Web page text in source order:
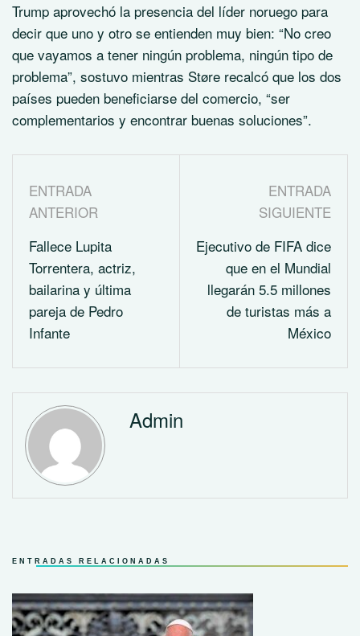
Trump aprovechó la presencia del líder noruego para
decir que uno y otro se entienden muy bien: “No creo
que vayamos a tener ningún problema, ningún tipo de
problema”, sostuvo mientras Støre recalcó que los dos
países pueden beneficiarse del comercio, “ser
complementarios y encontrar buenas soluciones”.
ENTRADA
ANTERIOR
Fallece Lupita
Torrentera, actriz,
bailarina y última
pareja de Pedro
Infante
ENTRADA
SIGUIENTE
Ejecutivo de FIFA dice
que en el Mundial
llegarán 5.5 millones
de turistas más a
México
Admin
ENTRADAS RELACIONADAS